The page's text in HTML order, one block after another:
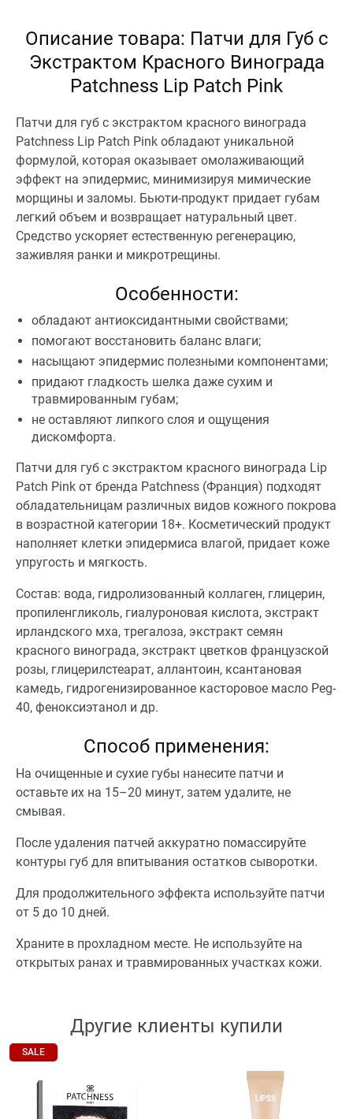
Описание товара: Патчи для Губ с
Экстрактом Красного Винограда
Patchness Lip Patch Pink
Патчи для губ с экстрактом красного винограда
Patchness Lip Patch Pink обладают уникальной
формулой, которая оказывает омолаживающий
эффект на эпидермис, минимизируя мимические
морщины и заломы. Бьюти-продукт придает губам
легкий объем и возвращает натуральный цвет.
Средство ускоряет естественную регенерацию,
заживляя ранки и микротрещины.
Особенности:
обладают антиоксидантными свойствами;
помогают восстановить баланс влаги;
насыщают эпидермис полезными компонентами;
придают гладкость шелка даже сухим и
травмированным губам;
не оставляют липкого слоя и ощущения
дискомфорта.
Патчи для губ с экстрактом красного винограда Lip
Patch Pink от бренда Patchness (Франция) подходят
обладательницам различных видов кожного покрова
в возрастной категории 18+. Косметический продукт
наполняет клетки эпидермиса влагой, придает коже
упругость и мягкость.
Состав: вода, гидролизованный коллаген, глицерин,
пропиленгликоль, гиалуроновая кислота, экстракт
ирландского мха, трегалоза, экстракт семян
красного винограда, экстракт цветков французской
розы, глицерилстеарат, аллантоин, ксантановая
камедь, гидрогенизированное касторовое масло Peg-
40, феноксиэтанол и др.
Способ применения:
На очищенные и сухие губы нанесите патчи и
оставьте их на 15–20 минут, затем удалите, не
смывая.
После удаления патчей аккуратно помассируйте
контуры губ для впитывания остатков сыворотки.
Для продолжительного эффекта используйте патчи
от 5 до 10 дней.
Храните в прохладном месте. Не используйте на
открытых ранах и травмированных участках кожи.
Другие клиенты купили
SALE